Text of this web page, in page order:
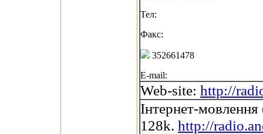
Тел:
Факс:
352661478
E-mail:
Web-site: http://
Інтернет-
128k. http://